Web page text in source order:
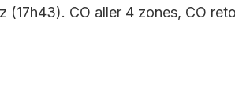
(17h43). CO aller 4 zones, CO